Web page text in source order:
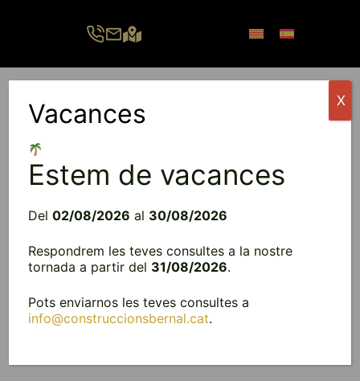
Vacances
Estem de vacances
Del02/08/2026 al 30/08/2026
Respondrem les teves consultes a la nostre
tornada a partir del 31/08/2026.
Pots enviarnos les teves consultes a
info@construccionsbernal.cat.
X